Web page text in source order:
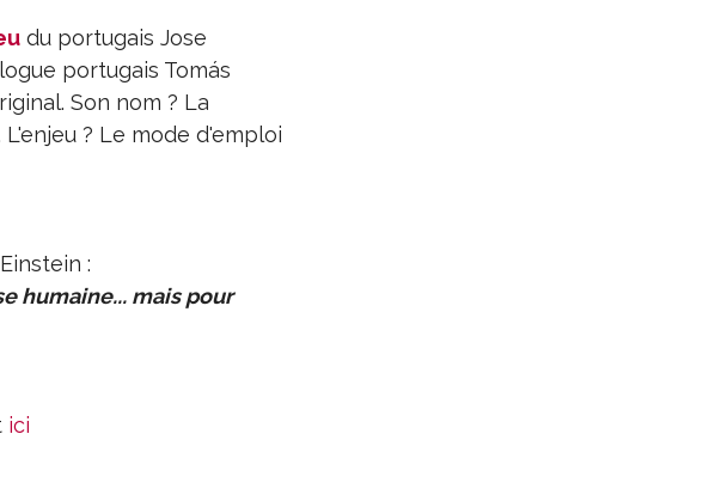
du portugais Jose
portugais Tomás
Son nom ? La
? Le mode d'emploi
:
humaine... mais pour
ici